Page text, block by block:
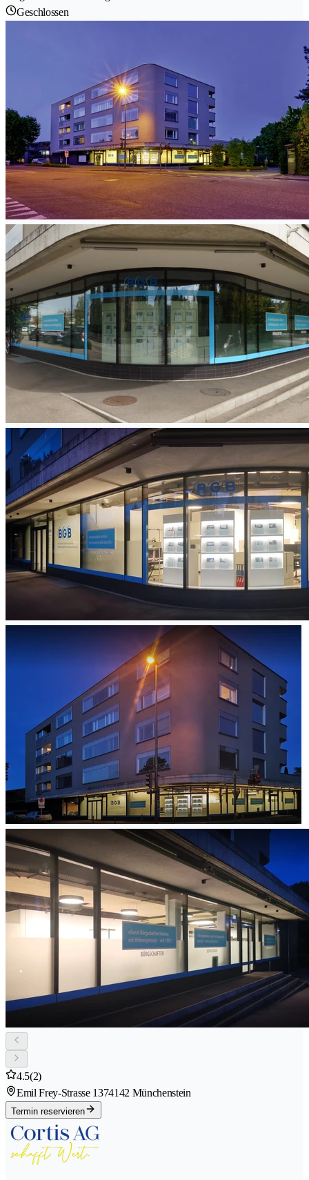
Geschlossen
4.5(2)
Emil Frey-Strasse 1374142 Münchenstein
Termin reservieren